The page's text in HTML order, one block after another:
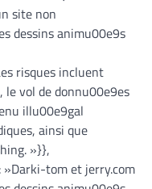
site non
dessins animu00e9s
risques incluent
le vol de donnu00e9es
illu00e9gal
ainsi que
»}},
tom et jerry.com